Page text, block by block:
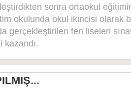
sonra ortaokul
okulunda okul ikincisi olarak
gerçekleştirilen fen liseleri
kazandı.